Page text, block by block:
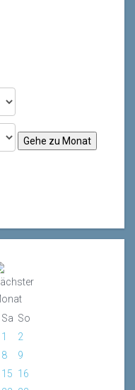
Gehe zu Monat
Sa So
1
2
8
9
15 16